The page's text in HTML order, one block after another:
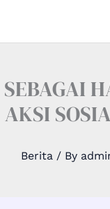
AKSI
Berita / By